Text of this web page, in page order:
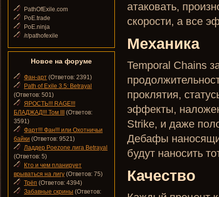
атаковать,
скорости, а все
Механика
Temporal Chains
проклятия,
эффекты,
Strike, и даже
Дебафы
будут наносить
Качество
PathOfExile.com
PoE.trade
PoE.ninja
/r/pathofexile
Новое на форуме
Фан-арт (Ответов: 2391)
Path of Exile 3.5: Betrayal
(Ответов: 501)
ЯРОСТЬ!!! RAGE!!!
БЛАДЖАД!!! Том III
(Ответов:
3591)
Фарт!!! Фан!!! или Охотничьи
байки (Ответов: 9521)
Ладдер Poezone лига Betrayal
(Ответов: 5)
Кто и чем планирует
врываться на лигу (Ответов: 75)
Трёп (Ответов: 4394)
Забавные скрины (Ответов: